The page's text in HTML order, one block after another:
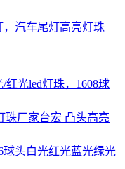
，汽车尾灯高亮灯珠
红光led灯珠，1608球
珠厂家台宏 凸头高亮
球头白光红光蓝光绿光